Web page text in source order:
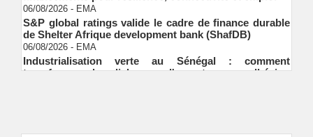
06/08/2026 -EMA
S&P global ratings valide le cadre de finance durable
de Shelter Afrique development bank (ShafDB)
06/08/2026 -EMA
Industrialisation verte au Sénégal : comment
transformer le dialogue d'experts en adhésion